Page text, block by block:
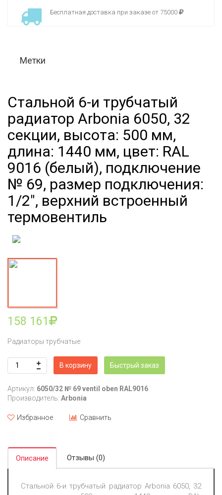
Бесплатная доставка при заказе от 75000
Метки
Стальной 6-и трубчатый
радиатор Arbonia 6050, 32
секции, высота: 500 мм,
длина: 1440 мм, цвет: RAL
9016 (белый), подключение
№ 69, размер подключения:
1/2", верхний встроенный
термовентиль
158 161
Радиаторы трубчатые
В корзину Быстрый заказ
Артикул: 6050/32 № 69 ventil oben RAL9016
Производитель: Arbonia
Избранное Сравнить
Описание Отзывы (0)
Стальной 6-и трубчатый радиатор Arbonia 6050, 32